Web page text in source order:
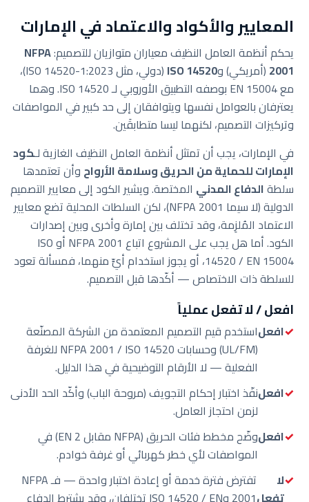
المعايير والأكواد والاعتماد في الإمارات
يحكم أنظمة العامل النظيف معياران متوازيان للتصميم:NFPA
2001 (أمريكي) وISO 14520
(دولي، مثل ISO 14520-1:2023)،
مع EN 15004 بوصفه التطبيق الأوروبي لـ ISO 14520. وهما
يعترفان بالعوامل نفسها ويتوافقان إلى حد كبير في المواصفات
وتركيزات التصميم، لكنهما ليسا متطابقَين.
في الإمارات، يجب أن تمتثل أنظمة العامل النظيف الغازية لـكود
الإمارات للحماية من الحريق وسلامة الأرواح وأن تعتمدها
سلطةالدفاع المدني المختصة. ويشير الكود إلى معايير التصميم
الدولية (لا سيما NFPA 2001)، لكن السلطات المحلية تضع معايير
الاعتماد المُلزِمة، وقد تختلف بين إمارة وأخرى وبين إصدارات
الكود. أما هل يجب على المشروع اتباع NFPA 2001 أو ISO
14520 / EN 15004، أو يجوز استخدام أيٍّ منهما، فمسألة تعود
للسلطة ذات الاختصاص — أكّدها قبل التصميم.
افعل / لا تفعل عملياً
افعلاستخدم قيم التصميم المعتمدة من الشركة المصنّعة
(UL/FM) وحسابات NFPA 2001 / ISO 14520 للغرفة
الفعلية — لا الأرقام التوضيحية في هذا الدليل.
افعلنفّذ اختبار إحكام التجويف (مروحة الباب) وأكّد الحد الأدنى
لزمن احتجاز العامل.
افعل
وضّح مخطط فئات الحريق (NFPA مقابل EN 2) في
المواصفات لأي خطر كهربائي أو غرفة خوادم.
لا
تفعل
تفترض فترة خدمة أو إعادة اختبار واحدة — فـ NFPA
2001 وISO 14520 / EN تختلفان، وقد يشترط الدفاع